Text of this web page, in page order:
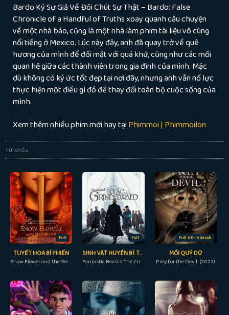
Bardo Ký Sự Giả Về Đôi Chút Sự Thật – Bardo: False
Chronicle of a Handful of Truths xoay quanh câu chuyện
về một nhà báo, cũng là một nhà làm phim tài liệu vô cùng
nổi tiếng ở Mexico. Lúc này đây, anh đã quay trở về quê
hương của mình để đối mặt với quá khứ, cũng như các mối
quan hệ giữa các thành viên trong gia đình của mình. Mặc
dù không có ký ức tốt đẹp tại nơi đây, nhưng anh vẫn nổ lực
thực hiện một điều gì đó để thay đổi toàn bộ cuộc sống của
mình.
Xem thêm nhiều phim mới hay tạiPhimmoi | Phimmoilon
Từ khóa
Full
TUYẾT HOA BÍ PHIẾN
Snow Flower and the Secret Fan (2011)
Full
SINH VẬT HUYỀN BÍ: TỘI ÁC CỦA GRINDELWALD
Fantastic Beasts: The Crimes of Grindelwald (2018)
Full HD - Vietsub
MỒI QUỶ DỮ
Prey for the Devil (2022)